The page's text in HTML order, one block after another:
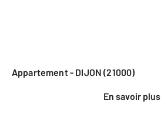
Appartement - DIJON (21000)
En savoir plus